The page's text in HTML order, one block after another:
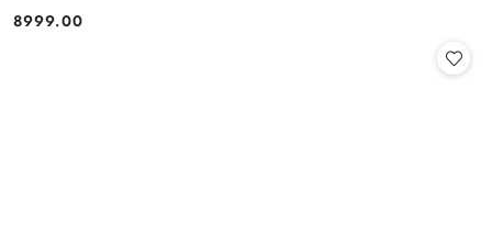
Cena:
8999.00